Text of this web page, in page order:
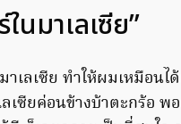
นมาเลเซีย”
าเลเซีย ทำให้ผมเหมือนไ
เซียค่อนข้างบ้าตะกร้อ พ